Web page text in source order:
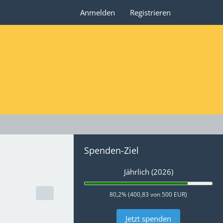
Anmelden Registrieren
Spenden-Ziel
Jährlich (2026)
80,2% (400,83 von 500 EUR)
Jetzt spenden